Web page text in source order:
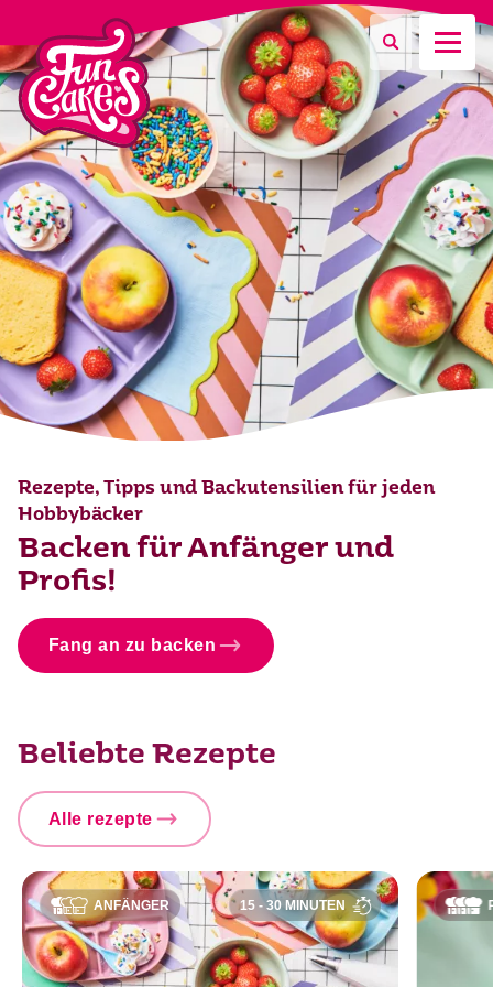
Was suchen Sie?
Suche
Rezepte, Tipps und Backutensilien für jeden
Hobbybäcker
Backen für Anfänger und
Profis!
Fang an zu backen
Beliebte Rezepte
Alle rezepte
ANFÄNGER 15 - 30 MINUTEN